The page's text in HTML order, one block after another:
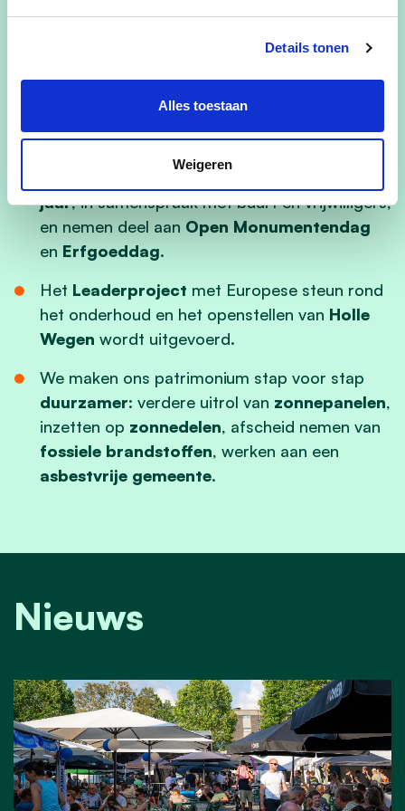
Details tonen
Alles toestaan
Weigeren
krijgen een nieuwe huisvesting op de site van
de woonzorgcampus.
We renoveren waar mogelijk
jaar, in samenspraak met buurt en vrijwilligers,
en nemen deel aan Open Monumentendag
en Erfgoeddag.
Het Leaderproject met Europese steun rond
het onderhoud en het openstellen van Holle
Wegen wordt uitgevoerd.
We maken ons patrimonium stap voor stap
duurzamer: verdere uitrol van zonnepanelen,
inzetten op zonnedelen, afscheid nemen van
fossiele brandstoffen, werken aan een
asbestvrije gemeente.
Nieuws